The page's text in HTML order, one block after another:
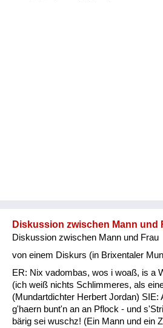
Diskussion zwischen Mann und
Diskussion zwischen Mann und Frau
von einem Diskurs (in Brixentaler
ER: Nix vadombas, wos i woaß, is a
(ich weiß nichts Schlimmeres, als
(Mundartdichter Herbert Jordan) SIE:
g'haern bunt'n an an Pflock - und
bärig sei wuschz! (Ein Mann und ein